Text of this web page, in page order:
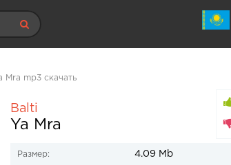
Mra mp3 скачать
Balti
Ya Mra
Размер: 4.09 Mb